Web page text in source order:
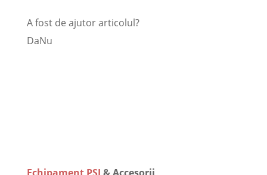
A fost de ajutor articolul?
DaNu